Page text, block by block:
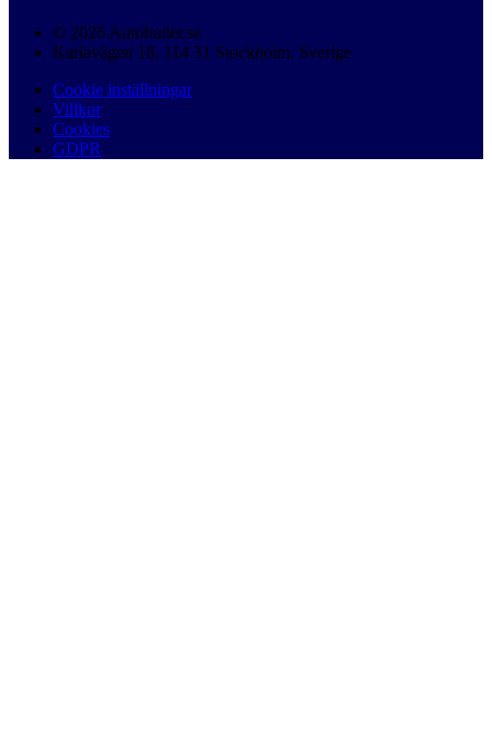
© 2026 Autobutler.se
Karlavägen 18, 114 31 Stockholm, Sverige
Cookie inställningar
Villkor
Cookies
GDPR